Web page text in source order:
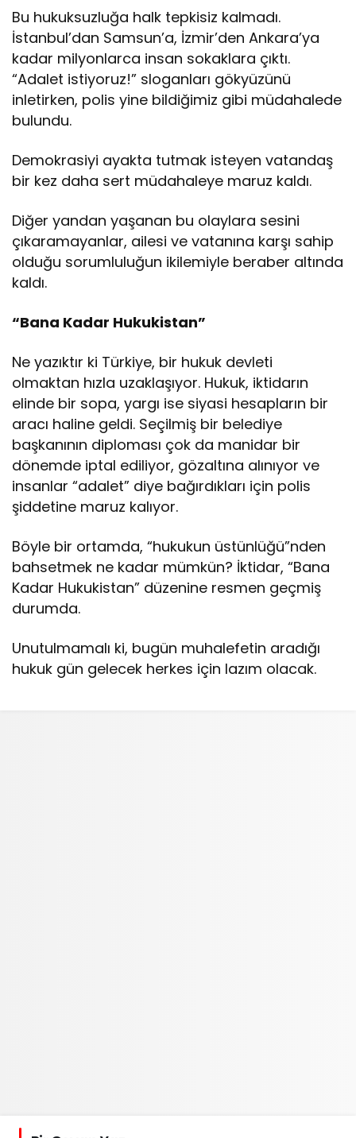
Bu hukuksuzluğa halk tepkisiz kalmadı.
İstanbul’dan Samsun’a, İzmir’den Ankara’ya
kadar milyonlarca insan sokaklara çıktı.
“Adalet istiyoruz!” sloganları gökyüzünü
inletirken, polis yine bildiğimiz gibi müdahalede
bulundu.
Demokrasiyi ayakta tutmak isteyen vatandaş
bir kez daha sert müdahaleye maruz kaldı.
Diğer yandan yaşanan bu olaylara sesini
çıkaramayanlar, ailesi ve vatanına karşı sahip
olduğu sorumluluğun ikilemiyle beraber altında
kaldı.
“Bana Kadar Hukukistan”
Ne yazıktır ki Türkiye, bir hukuk devleti
olmaktan hızla uzaklaşıyor. Hukuk, iktidarın
elinde bir sopa, yargı ise siyasi hesapların bir
aracı haline geldi. Seçilmiş bir belediye
başkanının diploması çok da manidar bir
dönemde iptal ediliyor, gözaltına alınıyor ve
insanlar “adalet” diye bağırdıkları için polis
şiddetine maruz kalıyor.
Böyle bir ortamda, “hukukun üstünlüğü”nden
bahsetmek ne kadar mümkün? İktidar, “Bana
Kadar Hukukistan” düzenine resmen geçmiş
durumda.
Unutulmamalı ki, bugün muhalefetin aradığı
hukuk gün gelecek herkes için lazım olacak.